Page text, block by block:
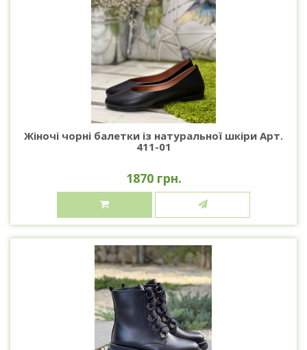
Жіночі чорні балетки із натуральної шкіри Арт.
411-01
1870 грн.